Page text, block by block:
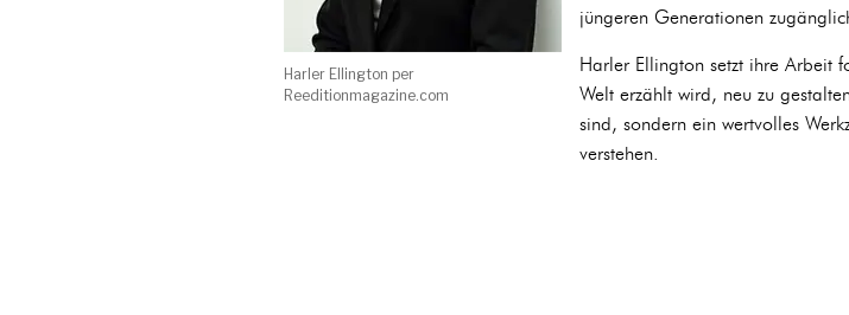
Harler Ellington per
Reeditionmagazine.com
jüngeren Generationen
Harler Ellington setzt ihre Arbeit
Welt erzählt wird, neu zu
sind, sondern ein wertvolles
verstehen.